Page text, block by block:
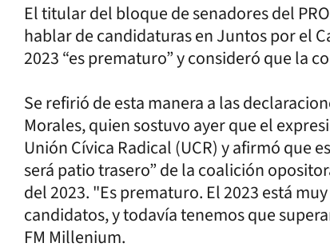
El titular del bloque de senadores del
hablar de candidaturas en Juntos por el
2023 “es prematuro” y consideró que la
Se refirió de esta manera a las
Morales, quien sostuvo ayer que el
Unión Cívica Radical (UCR) y afirmó que
será patio trasero” de la coalición
del 2023. "Es prematuro. El 2023 está
candidatos, y todavía tenemos que
FM Millenium.